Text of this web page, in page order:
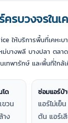
ครบวงจรใน
ให้บริการพื้นที่เคหะบ
ม่บางพลี บางปลา ตลา
เทพารักษ์ และพื้นที่ใกล้
ด
วน
าง
ซ่อมแอร์บ้
แอร์ไม่เย็
ตัน แอร์เ